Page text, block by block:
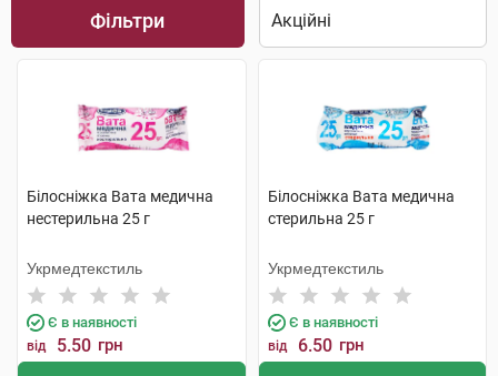
Фільтри
Білосніжка Вата медична
нестерильна 25 г
Укрмедтекстиль
Є в наявності
від 5.50 грн
Білосніжка Вата медична
стерильна 25 г
Укрмедтекстиль
Є в наявності
від 6.50 грн